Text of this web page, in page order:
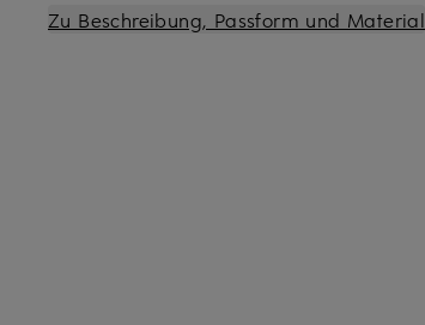
Zu Beschreibung, Passform und Material